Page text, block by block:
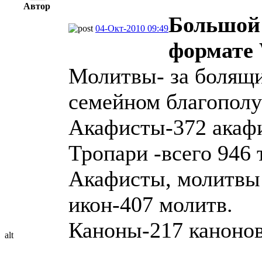
Автор
alt
04-Окт-2010 09:49Большой
формате
Молитвы- за
семейном
Акафисты-372
Тропари -всего 946
Акафисты,
икон-407 молитв.
Каноны-217